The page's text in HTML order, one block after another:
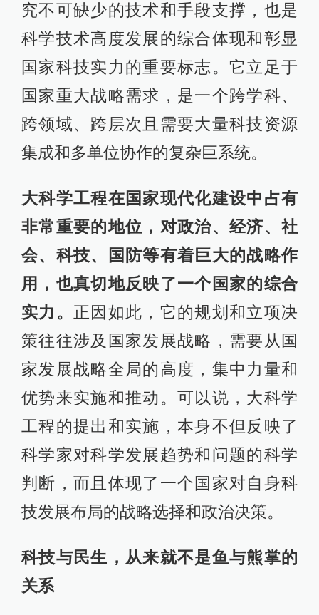
究不可缺少的技术和手段支撑，也是
科学技术高度发展的综合体现和彰显
国家科技实力的重要标志。它立足于
国家重大战略需求，是一个跨学科、
跨领域、跨层次且需要大量科技资源
集成和多单位协作的复杂巨系统。
大科学工程在国家现代化建设中占有
非常重要的地位，对政治、经济、社
会、科技、国防等有着巨大的战略作
用，也真切地反映了一个国家的综合
实力。 正因如此，它的规划和立项决
策往往涉及国家发展战略，需要从国
家发展战略全局的高度，集中力量和
优势来实施和推动。可以说，大科学
工程的提出和实施，本身不但反映了
科学家对科学发展趋势和问题的科学
判断，而且体现了一个国家对自身科
技发展布局的战略选择和政治决策。
科技与民生，从来就不是鱼与熊掌的
关系